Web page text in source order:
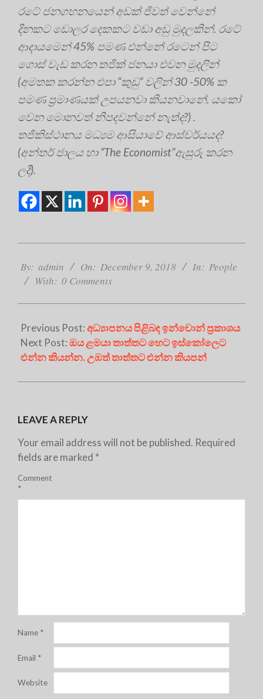
රටේ ජනගහනයෙන් අඩක් ජිවත් වෙන්නේ
දිනකට ඩොලර දෙකකට වඩා අඩු මුදලකින්. රටේ
ආදායමෙන් 45% පමණ එන්නේ රටෙන් පිට
ගොස් වැඩ කරන තජික් ජනයා එවන මුදලින්
(අමතක කරන්න එපා “කුඩු” වලින් 30 -50% ක
පමණ ප්‍රමාණයක් උපයනවා කියනවානේ. යකෝ
වෙන මොනවත් නිපදවන්නේ නැත්ද?) .
තජිකිස්ථානය මධ්‍යම ආසියාවේ ආස්චර්යයද?
(අන්තර් ජාලය හා “The Economist”ඇසුරු කරන
ලදී).
12-
09
By: admin On: December 9, 2018 In: People
With: 0 Comments
Previous Post:අධ්‍යාපනය පිළිබඳ ඉන්චොන් ප්‍රකාශය
Next Post:ඔය ළමයා තාත්තට හෙට ඉස්කෝලෙට
එන්න කියන්න. උඹත් තාත්තට එන්න කියපන්
LEAVE A REPLY
Your email address will not be published. Required
fields are marked *
Comment
*
Name *
Email *
Website